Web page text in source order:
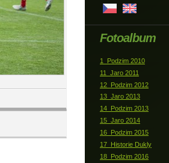
Fotoalbum
1_Podzim 2010
11_Jaro 2011
12_Podzim 2012
13_Jaro 2013
14_Podzim 2013
15_Jaro 2014
16_Podzim 2015
17_Historie Dukly
18_Podzim 2016